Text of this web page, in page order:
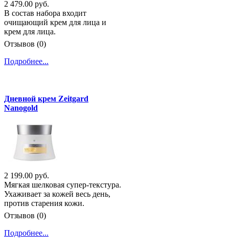
2 479.00 руб.
В состав набора входит
очищающий крем для лица и
крем для лица.
Отзывов (0)
Подробнее...
Дневной крем Zeitgard
Nanogold
2 199.00 руб.
Мягкая шелковая супер-текстура.
Ухаживает за кожей весь день,
против старения кожи.
Отзывов (0)
Подробнее...